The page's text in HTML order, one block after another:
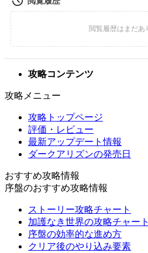
攻略コンテンツ
攻略メニュー
攻略トップページ
評価・レビュー
最新アップデート情報
ダークアリズンの発売日
おすすめ攻略情報
序盤のおすすめ攻略情報
ストーリー攻略チャート
加護なき世界の攻略チャート
序盤の効率的な進め方
クリア後のやり込み要素